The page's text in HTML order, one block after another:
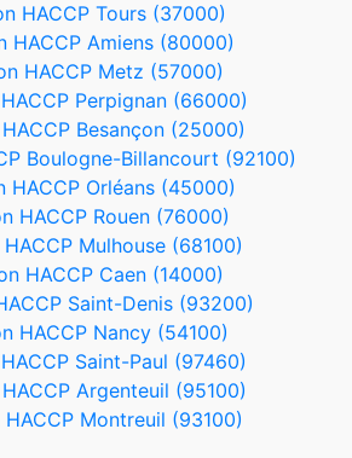
HACCP Tours (37000)
HACCP Amiens (80000)
HACCP Metz (57000)
Perpignan (66000)
Besançon (25000)
Boulogne-Billancourt (92100)
HACCP Orléans (45000)
HACCP Rouen (76000)
Mulhouse (68100)
HACCP Caen (14000)
Saint-Denis (93200)
HACCP Nancy (54100)
Saint-Paul (97460)
Argenteuil (95100)
Montreuil (93100)